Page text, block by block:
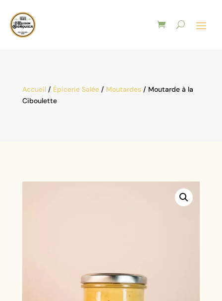
Accueil/ Épicerie Salée/ Moutardes/ Moutarde à la
Ciboulette